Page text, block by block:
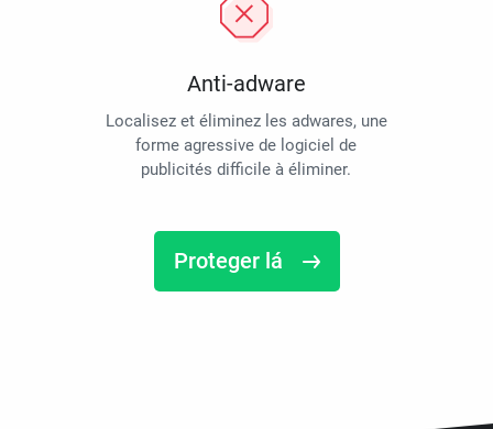
Anti-adware
Localisez et éliminez les adwares, une
forme agressive de logiciel de
publicités difficile à éliminer.
Proteger lá